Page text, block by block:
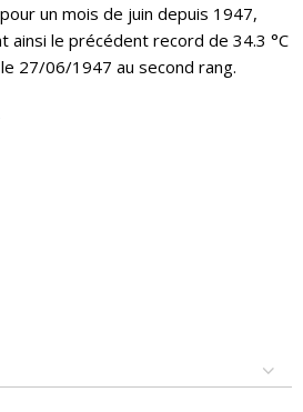
un mois de juin depuis 1947,
ainsi le précédent record de 34.3 °C
27/06/1947 au second rang.